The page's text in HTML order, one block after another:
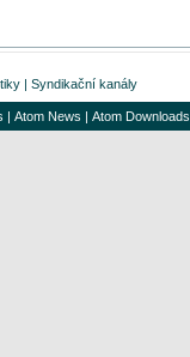
| Syndikační kanály
| Atom News | Atom Downloads